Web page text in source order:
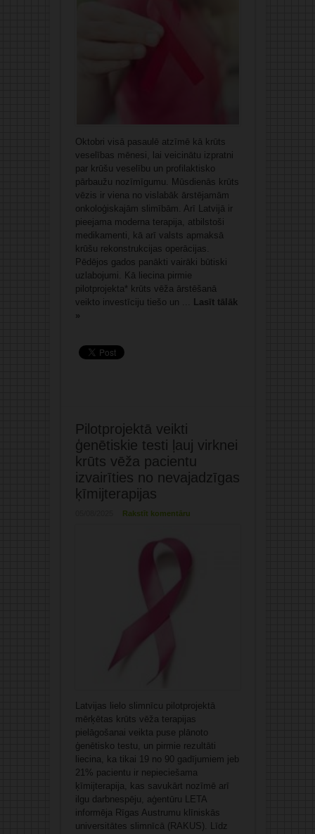
Oktobri visā pasaulē atzīmē kā krūts
veselības mēnesi, lai veicinātu izpratni
par krūšu veselību un profilaktisko
pārbaužu nozīmīgumu. Mūsdienās krūts
vēzis ir viena no vislabāk ārstējamām
onkoloģiskajām slimībām. Arī Latvijā ir
pieejama moderna terapija, atbilstoši
medikamenti, kā arī valsts apmaksā
krūšu rekonstrukcijas operācijas.
Pēdējos gados panākti vairāki būtiski
uzlabojumi. Kā liecina pirmie
pilotprojekta* krūts vēža ārstēšanā
veikto investīciju tiešo un ... Lasīt tālāk
»
Pilotprojektā veikti
ģenētiskie testi ļauj virknei
krūts vēža pacientu
izvairīties no nevajadzīgas
ķīmijterapijas
Rakstīt komentāru
Latvijas lielo slimnīcu pilotprojektā
mērķētas krūts vēža terapijas
pielāgošanai veikta puse plānoto
ģenētisko testu, un pirmie rezultāti
liecina, ka tikai 19 no 90 gadījumiem jeb
21% pacientu ir nepieciešama
ķīmijterapija, kas savukārt nozīmē arī
ilgu darbnespēju, aģentūru LETA
informēja Rīgas Austrumu klīniskās
universitātes slimnīcā (RAKUS). Līdz